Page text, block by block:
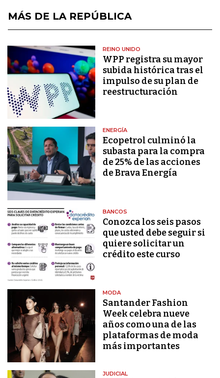
MÁS DE LA REPÚBLICA
REINO UNIDO
WPP registra su mayor
subida histórica tras el
impulso de su plan de
reestructuración
ENERGÍA
Ecopetrol culminó la
subasta para la compra
de 25% de las acciones
de Brava Energía
BANCOS
Conozca los seis pasos
que usted debe seguir si
quiere solicitar un
crédito este curso
MODA
Santander Fashion
Week celebra nueve
años como una de las
plataformas de moda
más importantes
JUDICIAL